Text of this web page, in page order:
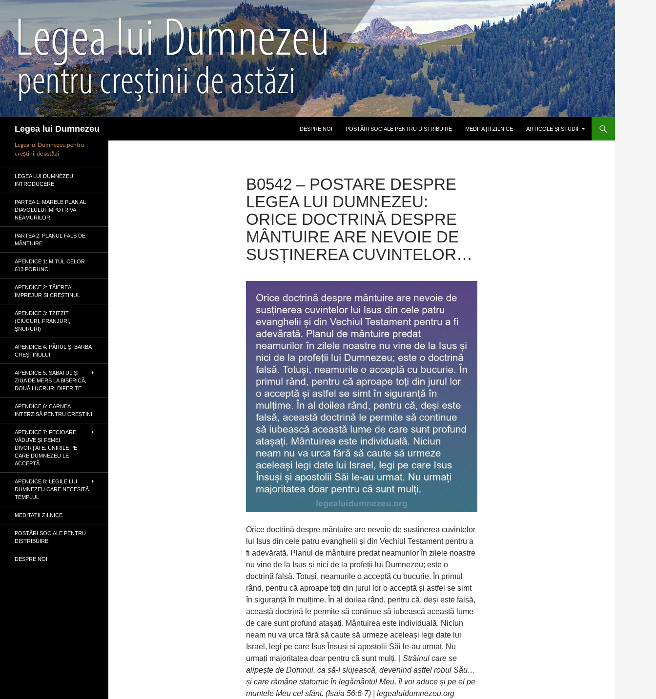
conținut
Legea lui Dumnezeu DESPRE NOI POSTĂRI SOCIALE PENTRU DISTRIBUIRE MEDITAȚII ZILNICE ARTICOLE ȘI STUDII
B0542 – POSTARE DESPRE
LEGEA LUI DUMNEZEU:
ORICE DOCTRINĂ DESPRE
MÂNTUIRE ARE NEVOIE DE
SUSȚINEREA CUVINTELOR…
Orice doctrină despre mântuire are nevoie de susținerea cuvintelor
lui Isus din cele patru evanghelii și din Vechiul Testament pentru a
fi adevărată. Planul de mântuire predat neamurilor în zilele noastre
nu vine de la Isus și nici de la profeții lui Dumnezeu; este o
doctrină falsă. Totuși, neamurile o acceptă cu bucurie. În primul
rând, pentru că aproape toți din jurul lor o acceptă și astfel se simt
în siguranță în mulțime. În al doilea rând, pentru că, deși este falsă,
această doctrină le permite să continue să iubească această lume
de care sunt profund atașați. Mântuirea este individuală. Niciun
neam nu va urca fără să caute să urmeze aceleași legi date lui
Israel, legi pe care Isus Însuși și apostolii Săi le-au urmat. Nu
urmați majoritatea doar pentru că sunt mulți. | Străinul care se
alipește de Domnul, ca să-I slujească, devenind astfel robul Său…
și care rămâne statornic în legământul Meu, îl voi aduce și pe el pe
muntele Meu cel sfânt. (Isaia 56:6-7) | legealuidumnezeu.org
Legea lui Dumnezeu pentru
creștinii de astăzi
LEGEA LUI DUMNEZEU:
INTRODUCERE
PARTEA 1: MARELE PLAN AL
DIAVOLULUI ÎMPOTRIVA
NEAMURILOR
PARTEA 2: PLANUL FALS DE
MÂNTUIRE
APENDICE 1: MITUL CELOR
613 PORUNCI
APENDICE 2: TĂIEREA
ÎMPREJUR ȘI CREȘTINUL
APENDICE 3: TZITZIT
(CIUCURI, FRANJURI,
ȘNURURI)
APENDICE 4: PĂRUL ȘI BARBA
CREȘTINULUI
APENDICE 5: SABATUL ȘI
ZIUA DE MERS LA BISERICĂ,
DOUĂ LUCRURI DIFERITE
APENDICE 6: CARNEA
INTERZISĂ PENTRU CREȘTINI
APENDICE 7: FECIOARE,
VĂDUVE ȘI FEMEI
DIVORȚATE: UNIRILE PE
CARE DUMNEZEU LE
ACCEPTĂ
APENDICE 8: LEGILE LUI
DUMNEZEU CARE NECESITĂ
TEMPLUL
MEDITAȚII ZILNICE
POSTĂRI SOCIALE PENTRU
DISTRIBUIRE
DESPRE NOI